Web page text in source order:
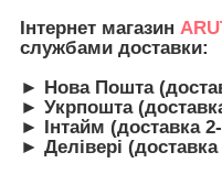
Інтернет магазин
службами доставки:
► Нова Пошта
► Укрпошта
► Інтайм (доставка
► Делівері (доставка